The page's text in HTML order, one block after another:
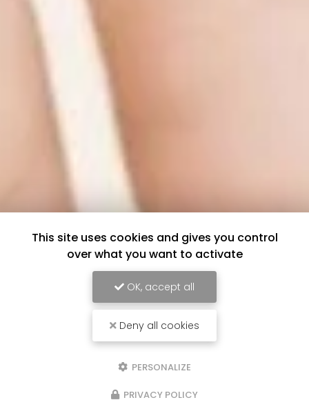
This site uses cookies and gives you control
over what you want to activate
OK, accept all
Deny all cookies
PERSONALIZE
PRIVACY POLICY